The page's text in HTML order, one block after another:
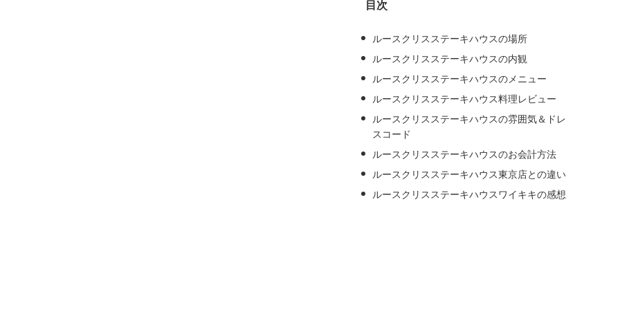
ブ目次
ルースクリスステーキハウスの場所
ルースクリスステーキハウスの内観
ルースクリスステーキハウスのメニュー
ルースクリスステーキハウス料理レビュー
ルースクリスステーキハウスの雰囲気＆ドレ
スコード
ルースクリスステーキハウスのお会計方法
ルースクリスステーキハウス東京店との違い
ルースクリスステーキハウスワイキキの感想